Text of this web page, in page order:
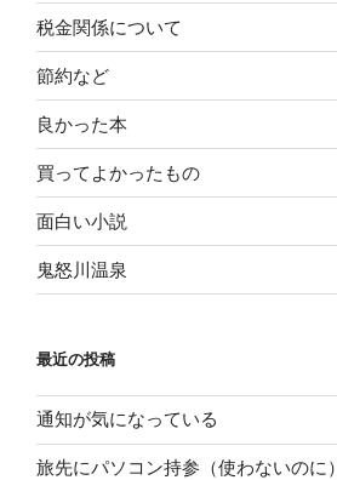
税金関係について
節約など
良かった本
買ってよかったもの
面白い小説
鬼怒川温泉
最近の投稿
通知が気になっている
旅先にパソコン持参（使わないのに）